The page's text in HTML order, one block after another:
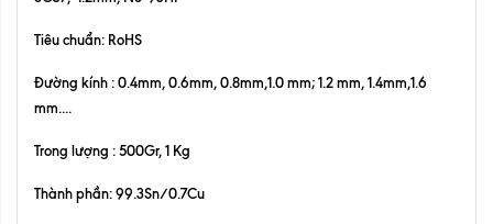
Tiêu chuẩn: RoHS
Đường kính : 0.4mm, 0.6mm, 0.8mm,1.0 mm; 1.2 mm, 1.4mm,1.6
mm....
Trong lượng : 500Gr, 1 Kg
Thành phần: 99.3Sn/0.7Cu